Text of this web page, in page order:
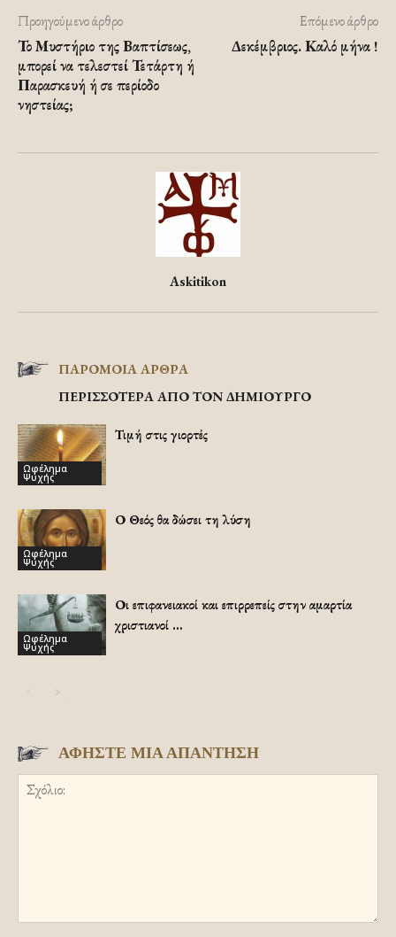
Προηγούμενο άρθρο
Το Μυστήριο της Βαπτίσεως,
μπορεί να τελεστεί Τετάρτη ή
Παρασκευή ή σε περίοδο
νηστείας;
Επόμενο άρθρο
Δεκέμβριος. Καλό μήνα !
Askitikon
ΠΑΡΟΜΟΙΑ ΑΡΘΡΑ
ΠΕΡΙΣΣΟΤΕΡΑ ΑΠΟ ΤΟΝ ΔΗΜΙΟΥΡΓΟ
Ωφέλημα
Ψυχής
Τιμή στις γιορτές
Ωφέλημα
Ψυχής
Ο Θεός θα δώσει τη λύση
Ωφέλημα
Ψυχής
Οι επιφανειακοί και επιρρεπείς στην αμαρτία
χριστιανοί …
ΑΦΗΣΤΕ ΜΙΑ ΑΠΑΝΤΗΣΗ